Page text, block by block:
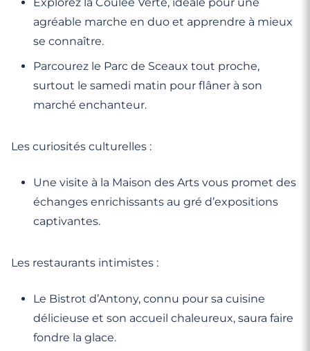
agréable marche en duo et apprendre à mieux
se connaître.
Parcourez le Parc de Sceaux tout proche,
surtout le samedi matin pour flâner à son
marché enchanteur.
Les curiosités culturelles :
Une visite à la Maison des Arts vous promet des
échanges enrichissants au gré d’expositions
captivantes.
Les restaurants intimistes :
Le Bistrot d’Antony, connu pour sa cuisine
délicieuse et son accueil chaleureux, saura faire
fondre la glace.